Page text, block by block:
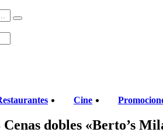
Cine
Cenas dobles «Berto’s